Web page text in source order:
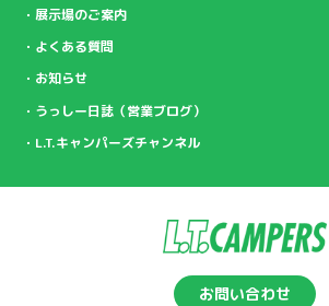
展示場のご案内
よくある質問
お知らせ
うっしー日誌（営業ブログ）
L.T.キャンパーズチャンネル
お問い合わせ